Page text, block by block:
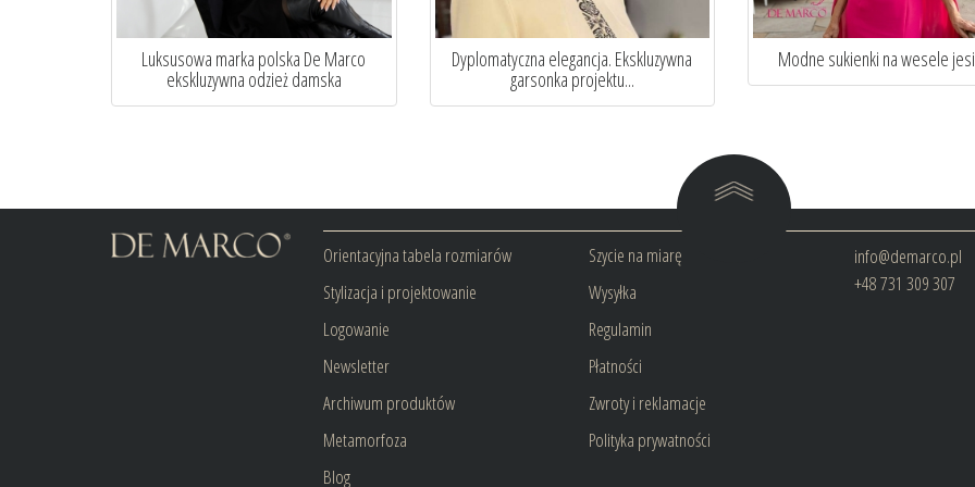
Luksusowa marka polska De Marco
ekskluzywna odzież damska
Dyplomatyczna elegancja. Ekskluzywna
garsonka projektu...
Modne sukienki na wesele
Orientacyjna tabela rozmiarów
Stylizacja i projektowanie
Logowanie
Newsletter
Archiwum produktów
Metamorfoza
Blog
Szycie na miarę
Wysyłka
Regulamin
Płatności
Zwroty i reklamacje
Polityka prywatności
info@demarco.pl
+48 731 309 307